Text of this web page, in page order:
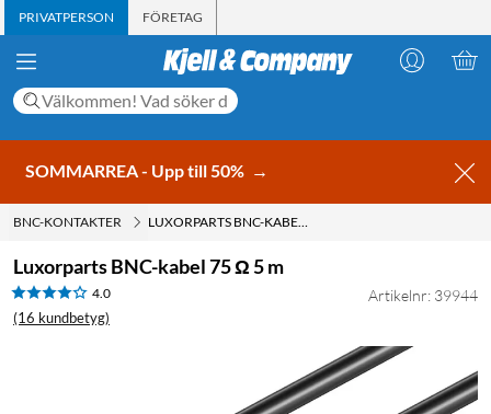
PRIVATPERSON FÖRETAG
SOMMARREA - Upp till 50% →
BNC-KONTAKTER LUXORPARTS BNC-KABEL 75 Ω 5 M
Luxorparts BNC-kabel 75 Ω 5 m
4.0
(16 kundbetyg)
Artikelnr: 39944